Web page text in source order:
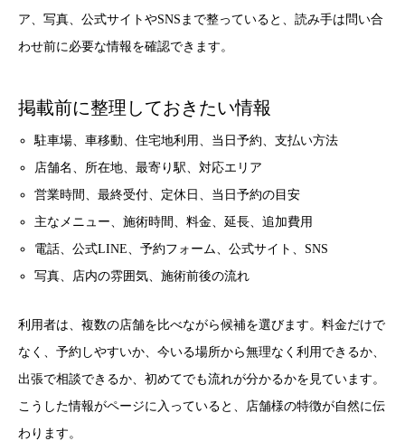
ア、写真、公式サイトやSNSまで整っていると、読み手は問い合
わせ前に必要な情報を確認できます。
掲載前に整理しておきたい情報
駐車場、車移動、住宅地利用、当日予約、支払い方法
店舗名、所在地、最寄り駅、対応エリア
営業時間、最終受付、定休日、当日予約の目安
主なメニュー、施術時間、料金、延長、追加費用
電話、公式LINE、予約フォーム、公式サイト、SNS
写真、店内の雰囲気、施術前後の流れ
利用者は、複数の店舗を比べながら候補を選びます。料金だけで
なく、予約しやすいか、今いる場所から無理なく利用できるか、
出張で相談できるか、初めてでも流れが分かるかを見ています。
こうした情報がページに入っていると、店舗様の特徴が自然に伝
わります。